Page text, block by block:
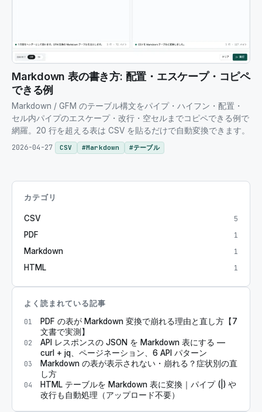
Markdown 表の書き方: 配置・エスケープ・コピペ
できる例
Markdown / GFM のテーブル構文をパイプ・ハイフン・配置・
セル内パイプのエスケープ・改行・空セルまでコピペできる例で
網羅。20 行を超える表は CSV を貼るだけで自動変換できます。
2026-04-27
CSV #Markdown #テーブル
カテゴリ
CSV 5
PDF 1
Markdown 1
HTML 1
よく読まれている記事
01
PDF の表が Markdown 変換で崩れる理由と直し方【7
文書で実測】
02
API レスポンスの JSON を Markdown 表にする —
curl + jq、ページネーション、6 API パターン
03
Markdown の表が表示されない・崩れる？症状別の直
し方
04
HTML テーブルを Markdown 表に変換｜パイプ (|) や
改行も自動処理（アップロード不要）